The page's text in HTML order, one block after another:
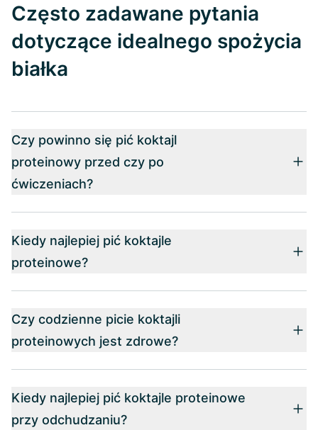
Często zadawane pytania
dotyczące idealnego spożycia
białka
Czy powinno się pić koktajl
proteinowy przed czy po
ćwiczeniach?
Kiedy najlepiej pić koktajle
proteinowe?
Czy codzienne picie koktajli
proteinowych jest zdrowe?
Kiedy najlepiej pić koktajle proteinowe
przy odchudzaniu?